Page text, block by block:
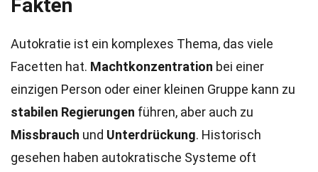
Fakten
Autokratie ist ein komplexes Thema, das viele
Facetten hat. Machtkonzentration bei einer
einzigen Person oder einer kleinen Gruppe kann zu
stabilen Regierungen führen, aber auch zu
Missbrauch und Unterdrückung. Historisch
gesehen haben autokratische Systeme oft